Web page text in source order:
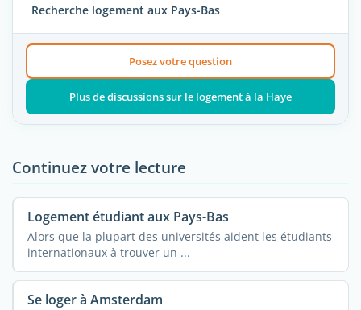
Recherche logement aux Pays-Bas
Posez votre question
Plus de discussions sur le logement à la Haye
Continuez votre lecture
Logement étudiant aux Pays-Bas
Alors que la plupart des universités aident les étudiants
internationaux à trouver un ...
Se loger à Amsterdam